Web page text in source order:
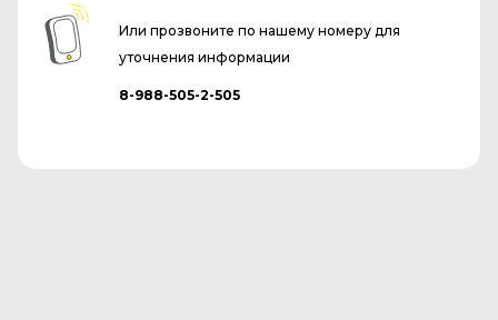
Или прозвоните по нашему номеру для
уточнения информации
8-988-505-2-505